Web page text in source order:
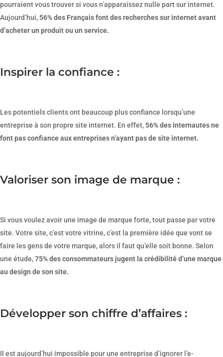
pourraient vous trouver si vous n’apparaissez nulle part sur internet.
Aujourd’hui,56% des Français font des recherches sur internet avant
d’acheter un produit ou un service.
Inspirer la confiance :
Les potentiels clients ont beaucoup plus confiance lorsqu’une
entreprise à son propre site internet. En effet,56% des internautes ne
font pas confiance aux entreprises n’ayant pas de site internet.
Valoriser son image de marque :
Si vous voulez avoir une image de marque forte, tout passe par votre
site. Votre site, c’est votre vitrine, c’est la première idée que vont se
faire les gens de votre marque, alors il faut qu’elle soit bonne. Selon
une étude,75% des consommateurs jugent la crédibilité d’une marque
au design de son site.
Développer son chiffre d’affaires :
Il est aujourd’hui impossible pour une entreprise d’ignorer l’e-